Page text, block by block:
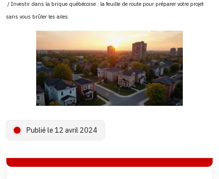
/ Investir dans la brique québécoise : la feuille de route pour préparer votre projet
sans vous brûler les ailes
Publié le 12 avril 2024